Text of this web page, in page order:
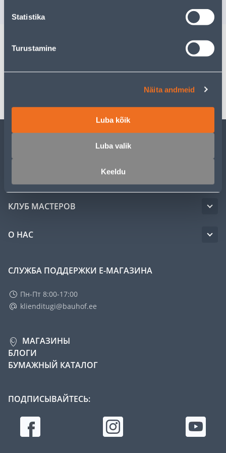
Statistika
Turustamine
Näita andmeid
Luba kõik
Luba valik
Keeldu
ОБСЛУЖИВАНИЕ ЧАСТНЫХ КЛИЕНТОВ
КЛУБ МАСТЕРОВ
О НАС
СЛУЖБА ПОДДЕРЖКИ Е-МАГАЗИНА
Пн-Пт 8:00-17:00
klienditugi@bauhof.ee
МАГАЗИНЫ
БЛОГИ
БУМАЖНЫЙ КАТАЛОГ
ПОДПИСЫВАЙТЕСЬ: